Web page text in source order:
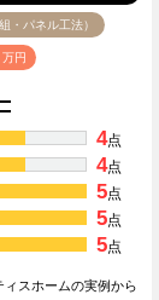
・パネル工法）
円
4点
4点
5点
5点
5点
スホームの実例から